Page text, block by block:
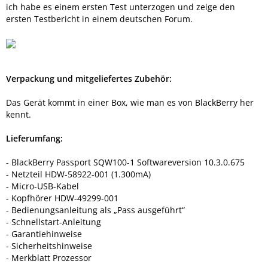
ich habe es einem ersten Test unterzogen und zeige den
ersten Testbericht in einem deutschen Forum.
Verpackung und mitgeliefertes Zubehör:
Das Gerät kommt in einer Box, wie man es von BlackBerry her
kennt.
Lieferumfang:
- BlackBerry Passport SQW100-1 Softwareversion 10.3.0.675
- Netzteil HDW-58922-001 (1.300mA)
- Micro-USB-Kabel
- Kopfhörer HDW-49299-001
- Bedienungsanleitung als „Pass ausgeführt“
- Schnellstart-Anleitung
- Garantiehinweise
- Sicherheitshinweise
- Merkblatt Prozessor